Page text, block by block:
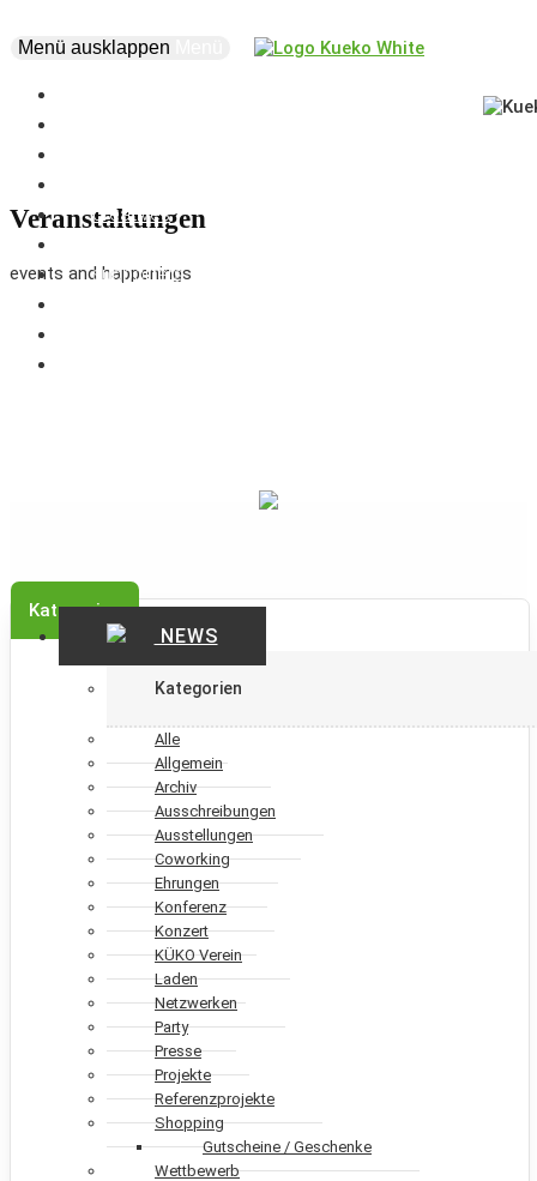
Menü ausklappen
creatives
supporters
Veranstaltungen
events and happenings
Kategorien
NEWS
Kategorien
Alle
Allgemein
Archiv
Ausschreibungen
Ausstellungen
Coworking
Ehrungen
Konferenz
Konzert
KÜKO Verein
Laden
Netzwerken
Party
Presse
Projekte
Referenzprojekte
Shopping
Gutscheine / Geschenke
Wettbewerb